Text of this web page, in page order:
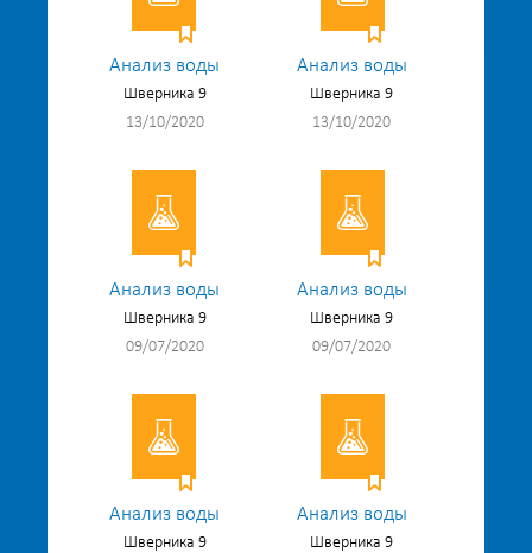
Анализ воды
Шверника 9
13/10/2020
Анализ воды
Шверника 9
13/10/2020
Анализ воды
Шверника 9
09/07/2020
Анализ воды
Шверника 9
09/07/2020
Анализ воды
Шверника 9
Анализ воды
Шверника 9